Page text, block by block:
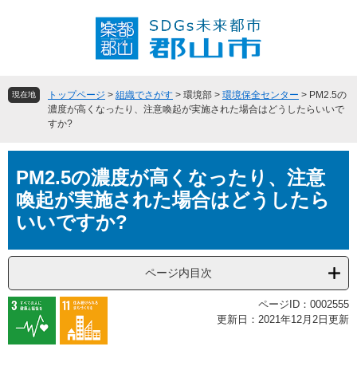
頭
飛現在地 トップページ > 組織でさがす > 環境部 > 環境保全センター > PM2.5の
濃度が高くなったり、注意喚起が実施された場合はどうしたらいいで
すか?
PM2.5の濃度が高くなったり、注意
喚起が実施された場合はどうしたら
いいですか?
ページ内目次
ページID：0002555
更新日：2021年12月2日更新